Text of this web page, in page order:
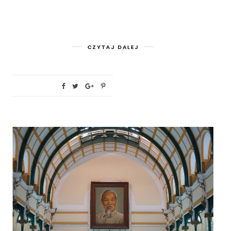
CZYTAJ DALEJ